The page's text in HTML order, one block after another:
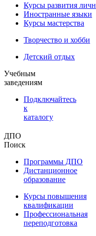
Курсы развития
Иностранные языки
Курсы мастерства
Творчество и хобби
Детский отдых
Учебным
заведениям
Подключайтесь
к
каталогу
ДПО
Поиск
Программы ДПО
Дистанционное
образование
Курсы повышения
квалификации
Профессиональная
переподготовка